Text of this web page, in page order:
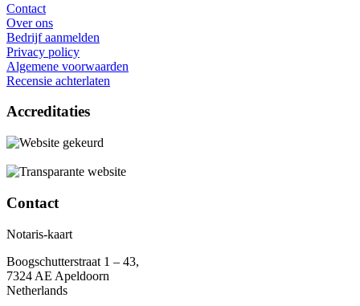
Contact
Over ons
Bedrijf aanmelden
Privacy policy
Algemene voorwaarden
Recensie achterlaten
Accreditaties
Contact
Notaris-kaart
Boogschutterstraat 1 – 43,
7324 AE Apeldoorn
Netherlands